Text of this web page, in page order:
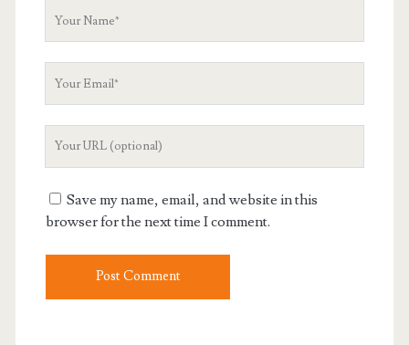
Save my name, email, and website in this
browser for the next time I comment.